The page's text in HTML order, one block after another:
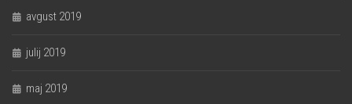
avgust 2019
julij 2019
maj 2019